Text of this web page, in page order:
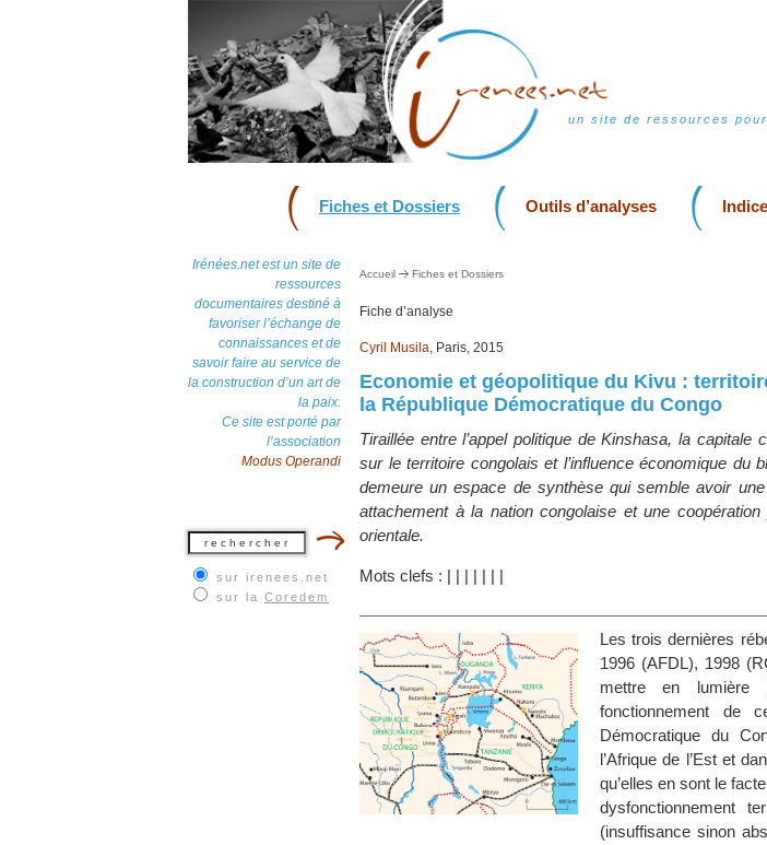
un site de ressources
Fiches et Dossiers Outils d’analyses
Irénées.net est un site de
ressources
documentaires destiné à
favoriser l’échange de
connaissances et de
savoir faire au service de
la construction d’un art de
la paix.
Ce site est porté par
l’association
Modus Operandi
sur irenees.net
sur la Coredem
Accueil Fiches et Dossiers
Fiche d’analyse
Cyril Musila, Paris, 2015
Economie et géopolitique du Kivu :
la République Démocratique du Congo
Tiraillée entre l’appel politique de Kinshasa, la capitale
sur le territoire congolais et l’influence économique du
demeure un espace de synthèse qui semble avoir
attachement à la nation congolaise et une
orientale.
Mots clefs : | | | | | | |
Les trois dernières
1996 (AFDL), 1998
mettre en lumière
fonctionnement de
Démocratique du
l’Afrique de l’Est et
qu’elles en sont le
dysfonctionnement
(insuffisance sinon